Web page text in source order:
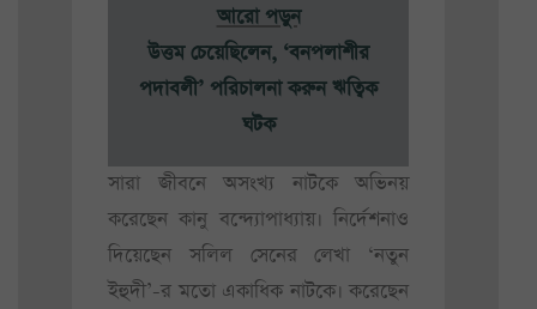
আরো পড়ুন
উত্তম চেয়েছিলেন, ‘বনপলাশীর
পদাবলী’ পরিচালনা করুন ঋত্বিক
ঘটক
সারা জীবনে অসংখ্য নাটকে অভিনয়
করেছেন কানু বন্দ্যোপাধ্যায়। নির্দেশনাও
দিয়েছেন সলিল সেনের লেখা ‘নতুন
ইহুদী’-র মতো একাধিক নাটকে। করেছেন